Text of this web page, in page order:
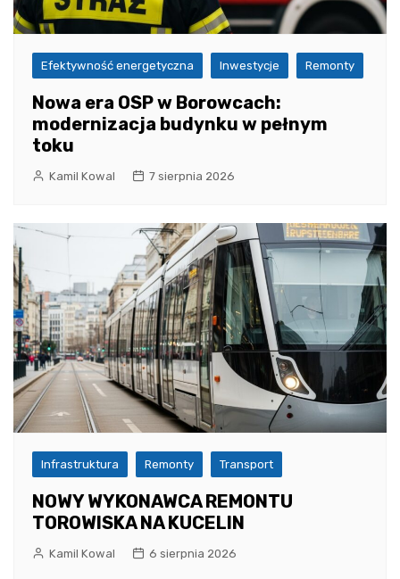
Efektywność energetyczna Inwestycje Remonty
Nowa era OSP w Borowcach:
modernizacja budynku w pełnym
toku
Kamil Kowal 7 sierpnia 2026
Infrastruktura Remonty Transport
NOWY WYKONAWCA REMONTU
TOROWISKA NA KUCELIN
Kamil Kowal 6 sierpnia 2026